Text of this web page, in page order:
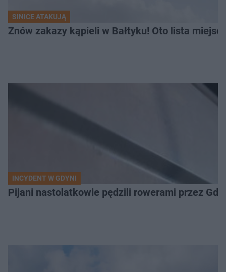
SINICE ATAKUJĄ
Znów zakazy kąpieli w Bałtyku! Oto lista miejsc
INCYDENT W GDYNI
Pijani nastolatkowie pędzili rowerami przez